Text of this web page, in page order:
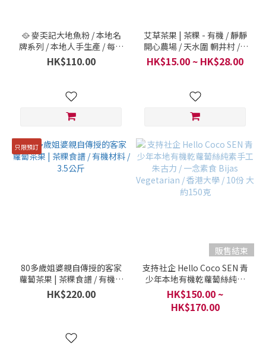
🥘 麥奀記大地魚粉 / 本地名
牌系列 / 本地人手生產 / 每樽
80克
HK$110.00
艾草茶果 | 茶粿 - 有機 / 靜靜
開心農場 / 天水圍 輞井村 / 1
件 150克 (1両)
HK$15.00 ~ HK$28.00
只限預訂
80多歲姐婆親自傳授的客家
蘿蔔茶果 | 茶粿食譜 / 有機材
料 / 3.5公斤
HK$220.00
販售結束
支持社企 Hello Coco SEN 青
少年本地有機乾蘿蔔絲純素
手工朱古力 / 一念素食 Bijas
Vegetarian / 香港大學 / 10
份 大約150克
HK$150.00 ~
HK$170.00